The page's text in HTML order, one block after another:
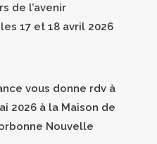
de l’avenir
17 et 18 avril 2026
vous donne rdv à
2026 à la Maison de
Nouvelle